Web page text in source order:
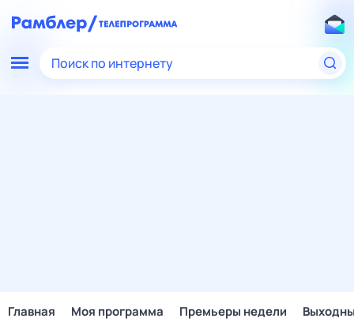
Поиск по интернету
Главная Моя программа Премьеры недели